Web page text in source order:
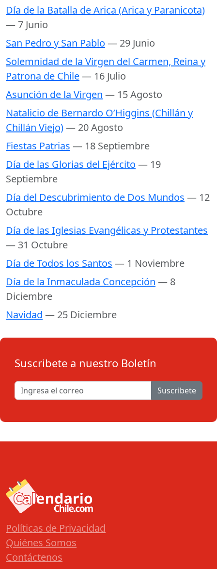
Día de la Batalla de Arica (Arica y Paranicota)
— 7 Junio
San Pedro y San Pablo — 29 Junio
Solemnidad de la Virgen del Carmen, Reina y
Patrona de Chile— 16 Julio
Asunción de la Virgen — 15 Agosto
Natalicio de Bernardo O’Higgins (Chillán y
Chillán Viejo)— 20 Agosto
Fiestas Patrias — 18 Septiembre
Día de las Glorias del Ejército — 19
Septiembre
Día del Descubrimiento de Dos Mundos — 12
Octubre
Día de las Iglesias Evangélicas y Protestantes
— 31 Octubre
Día de Todos los Santos — 1 Noviembre
Día de la Inmaculada Concepción — 8
Diciembre
Navidad — 25 Diciembre
Suscribete a nuestro Boletín
Suscribete
Políticas de Privacidad
Quiénes Somos
Contáctenos